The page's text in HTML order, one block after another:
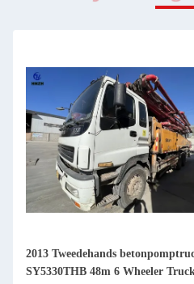
2013 Tweedehands
SY5330THB 48m 6 Wheeler